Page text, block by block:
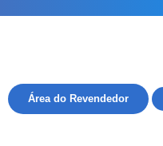
Área do Revendedor